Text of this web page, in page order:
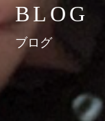
BLOG
ブログ